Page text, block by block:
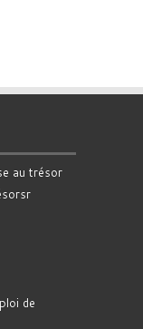
au trésor
de